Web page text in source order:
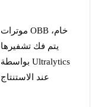
موترات OBB خام،
يتم فك تشفيرها
بواسطة Ultralytics
عند الاستنتاج